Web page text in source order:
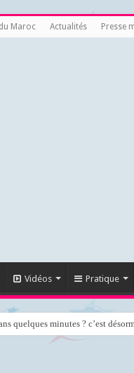
Maroc Actualités Presse
Vidéos Pratique
quelques minutes ? c’est